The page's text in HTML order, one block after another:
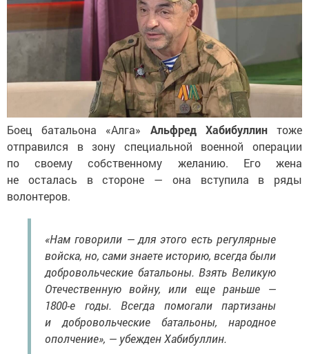
Боец батальона «Алга» Альфред Хабибуллинтоже
отправился в зону специальной военной операции
по своему собственному желанию. Его жена
не осталась в стороне — она вступила в ряды
волонтеров.
«Нам говорили — для этого есть регулярные
войска, но, сами знаете историю, всегда были
добровольческие батальоны. Взять Великую
Отечественную войну, или еще раньше —
1800-е годы. Всегда помогали партизаны
и добровольческие батальоны, народное
ополчение», — убежден Хабибуллин.